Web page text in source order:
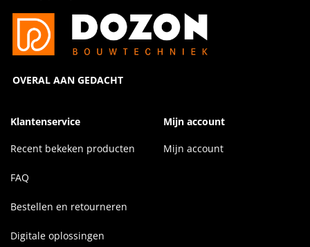
OVERAL AAN GEDACHT
Klantenservice
Recent bekeken producten
FAQ
Bestellen en retourneren
Digitale oplossingen
Mijn account
Mijn account